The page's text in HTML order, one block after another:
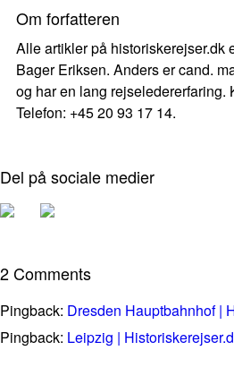
Om forfatteren
Alle artikler på historiskerejser.dk
Bager Eriksen. Anders er cand.
og har en lang rejseledererfaring.
Telefon: +45 20 93 17 14.
Del på sociale medier
2 Comments
Pingback: Dresden Hauptbahnhof |
Pingback: Leipzig |